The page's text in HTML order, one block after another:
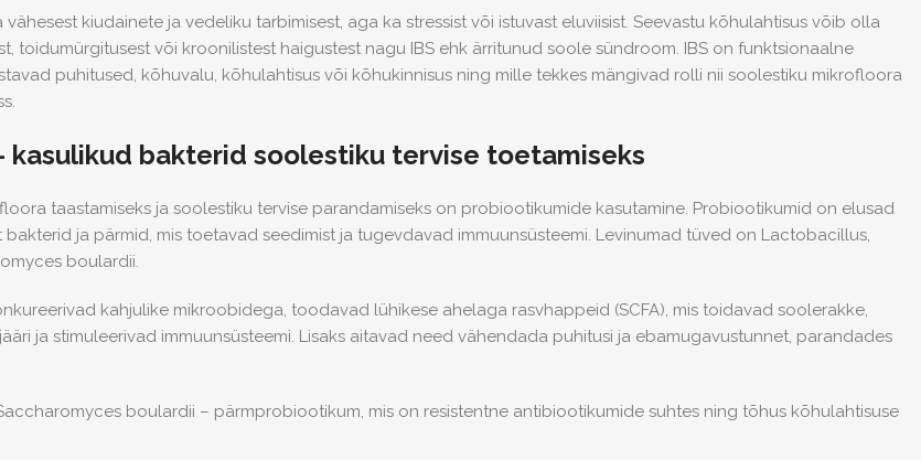
kiudainete ja vedeliku tarbimisest, aga ka stressist või istuvast eluviisist. Seevastu kõhulahtisus võib olla
toidumürgitusest või kroonilistest haigustest nagu IBS ehk ärritunud soole sündroom. IBS on funktsionaalne
puhitused, kõhuvalu, kõhulahtisus või kõhukinnisus ning mille tekkes mängivad rolli nii soolestiku mikrofloora
kasulikud bakterid soolestiku tervise toetamiseks
taastamiseks ja soolestiku tervise parandamiseks on probiootikumide kasutamine. Probiootikumid on elusad
bakterid ja pärmid, mis toetavad seedimist ja tugevdavad immuunsüsteemi. Levinumad tüved on Lactobacillus,
boulardii.
kahjulike mikroobidega, toodavad lühikese ahelaga rasvhappeid (SCFA), mis toidavad soolerakke,
ja stimuleerivad immuunsüsteemi. Lisaks aitavad need vähendada puhitusi ja ebamugavustunnet, parandades
boulardii – pärmprobiootikum, mis on resistentne antibiootikumide suhtes ning tõhus kõhulahtisuse